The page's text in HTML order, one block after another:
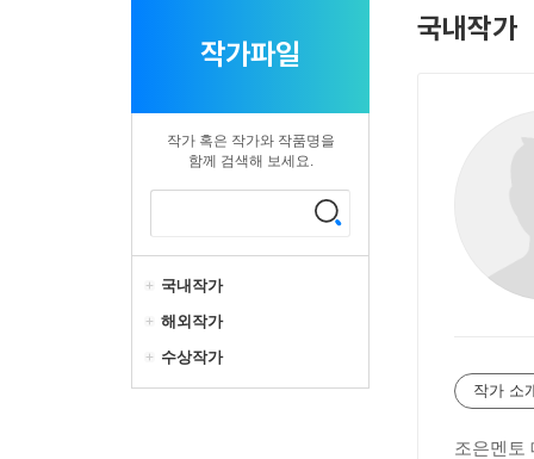
작가파일
작가 혹은 작가와 작품명을
함께 검색해 보세요.
국내작가
해외작가
수상작가
국내작가
작가 소
조은멘토